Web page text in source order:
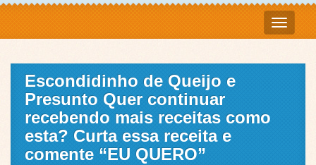
Escondidinho de Queijo e
Presunto Quer continuar
recebendo mais receitas como
esta? Curta essa receita e
comente “EU QUERO”